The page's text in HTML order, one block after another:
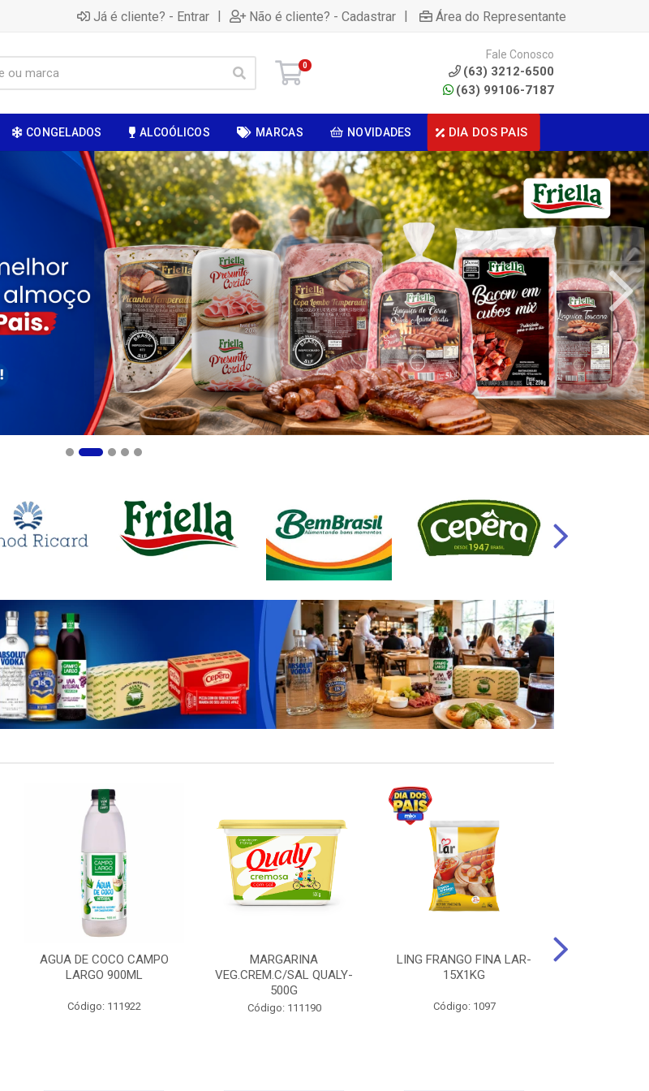
Já é cliente? - Entrar | Não é cliente? - Cadastrar | Área do Representante
0
Fale Conosco
(63) 3212-6500
(63) 99106-7187
CONGELADOS ALCOÓLICOS MARCAS NOVIDADES DIA DOS PAIS
AGUA DE COCO CAMPO
LARGO 900ML
Código: 111922
MARGARINA
VEG.CREM.C/SAL QUALY-
500G
Código: 111190
LING FRANGO FINA LAR-
15X1KG
Código: 1097